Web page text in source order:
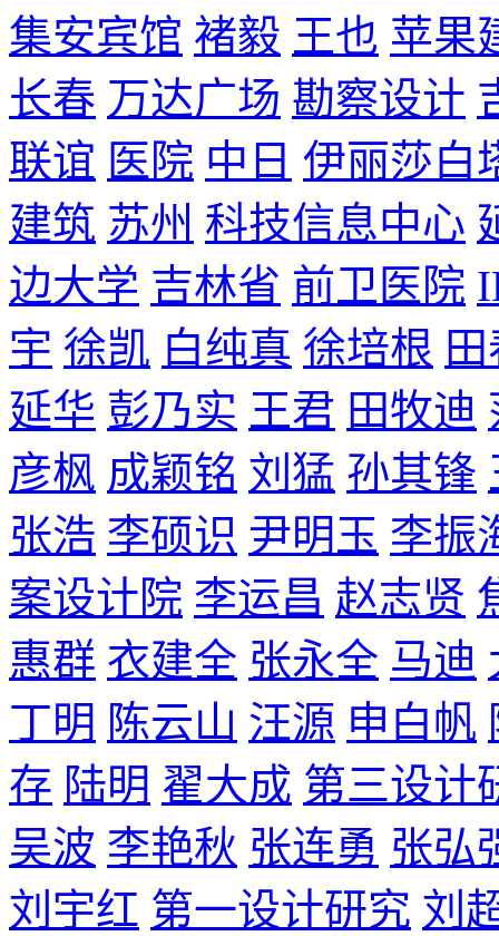
集安宾馆 褚毅 王也 苹果
长春 万达广场 勘察设计
联谊 医院 中日 伊丽莎白
建筑 苏州 科技信息中心
边大学 吉林省 前卫医院
宇 徐凯 白纯真 徐培根
延华 彭乃实 王君 田牧迪
彦枫 成颖铭 刘猛 孙其锋
张浩 李硕识 尹明玉 李振
案设计院 李运昌 赵志贤
惠群 衣建全 张永全 马迪
丁明 陈云山 汪源 申白帆
存 陆明 翟大成 第三设计
吴波 李艳秋 张连勇 张弘
刘宇红 第一设计研究 刘